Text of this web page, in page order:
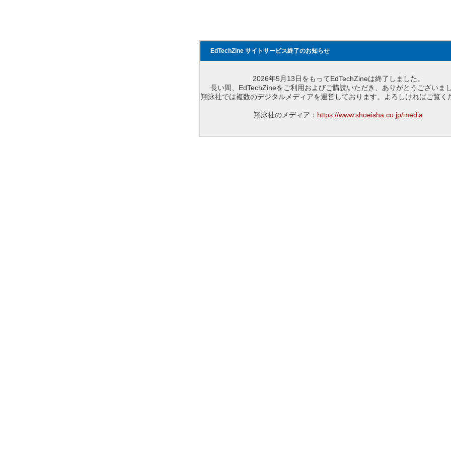
EdTechZine サイトサービス終了のお知らせ
2026年5月13日をもってEdTechZineは終了しました。
長い間、EdTechZineをご利用およびご購読いただき、ありがとうございまし
翔泳社では複数のデジタルメディアを運営しております。よろしければご覧く
翔泳社のメディア： https://www.shoeisha.co.jp/media